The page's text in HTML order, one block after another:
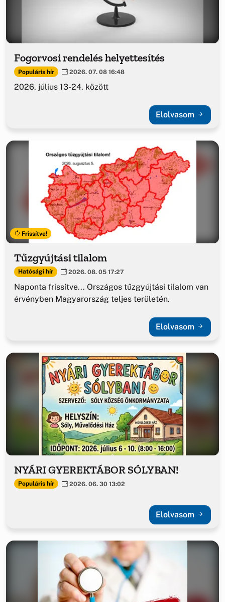
Fogorvosi rendelés helyettesítés
Populáris hír 2026. 07. 08 16:48
2026. július 13-24. között
Elolvasom
Frissítve!
Tűzgyújtási tilalom
Hatósági hír 2026. 08. 05 17:27
Naponta frissítve... Országos tűzgyújtási tilalom van
érvényben Magyarország teljes területén.
Elolvasom
NYÁRI GYEREKTÁBOR SÓLYBAN!
Populáris hír 2026. 06. 30 13:02
Elolvasom